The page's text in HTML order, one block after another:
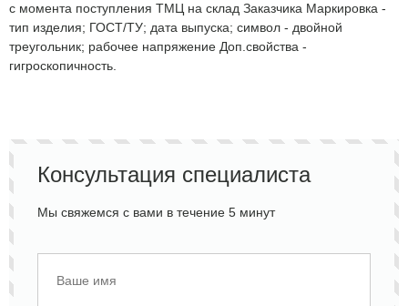
с момента поступления ТМЦ на склад Заказчика Маркировка -
тип изделия; ГОСТ/ТУ; дата выпуска; символ - двойной
треугольник; рабочее напряжение Доп.свойства -
гигроскопичность.
Консультация специалиста
Мы свяжемся с вами в течение 5 минут